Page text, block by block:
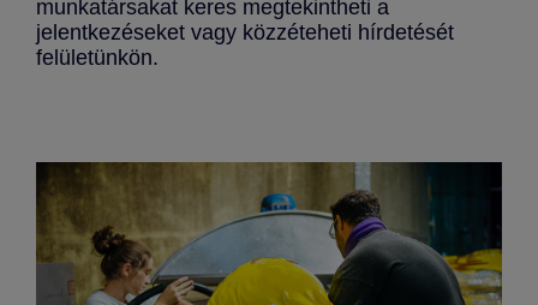
HU
munkatársakat keres megtekintheti a
jelentkezéseket vagy közzéteheti hírdetését
felületünkön.